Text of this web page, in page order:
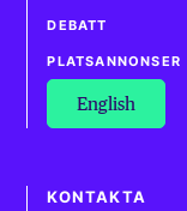
DEBATT
PLATSANNONSER
English
KONTAKTA